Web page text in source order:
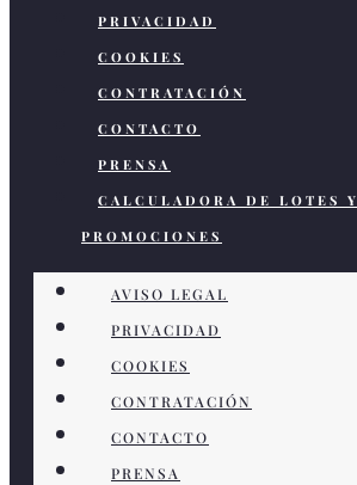
PRIVACIDAD
COOKIES
CONTRATACIÓN
CONTACTO
PRENSA
CALCULADORA DE LOTES Y
PROMOCIONES
AVISO LEGAL
PRIVACIDAD
COOKIES
CONTRATACIÓN
CONTACTO
PRENSA